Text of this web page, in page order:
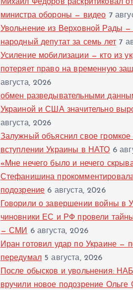
Михаил Федоров раскритиковал
министра обороны — видео 7
Увольнение из Верховной Рады —
народный депутат за семь лет 7
Усиление мобилизации — кто из
потеряет право на временную
августа, 2026
обмен разведывательными
Украиной и США значительно
августа, 2026
Залужный объяснил свое громкое
вступлении Украины в НАТО 6
«Мне нечего было и нечего
Стефанишина
подозрение 6 августа, 2026
Говорили о завершении войны в
чиновники ЕС и РФ провели
— СМИ 6 августа, 2026
Иран готовил удар по Украине —
передумал 5 августа, 2026
После обысков и увольнения:
вручили новое подозрение